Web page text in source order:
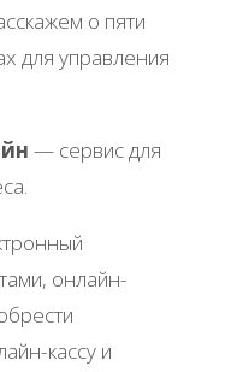
о пяти
для управления
— сервис для
онлайн-
кассу и